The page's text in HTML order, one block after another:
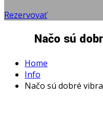
Rezervovať
Načo sú
Home
Info
Načo sú dobré